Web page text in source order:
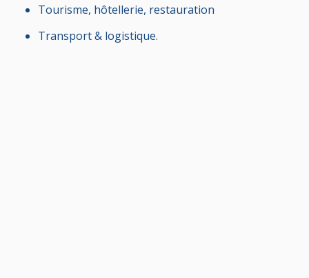
Tourisme, hôtellerie, restauration
Transport & logistique.